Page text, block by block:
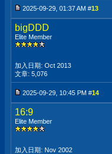
2025-09-29, 01:37 AM #13
bigDDD
Elite Member
加入日期: Oct 2013
文章: 5,076
2025-09-29, 10:45 PM #14
16:9
Elite Member
加入日期: Nov 2002